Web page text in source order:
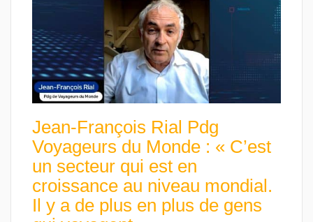
Jean-François Rial Pdg
Voyageurs du Monde : « C’est
un secteur qui est en
croissance au niveau mondial.
Il y a de plus en plus de gens